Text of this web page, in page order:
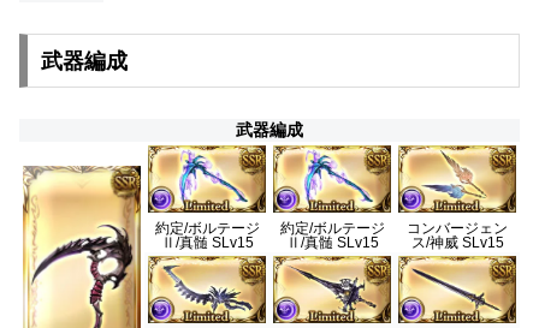
武器編成
武器編成
約定/ボルテージ
Ⅱ/真髄 SLv15
約定/ボルテージ
Ⅱ/真髄 SLv15
コンバージェン
ス/神威 SLv15